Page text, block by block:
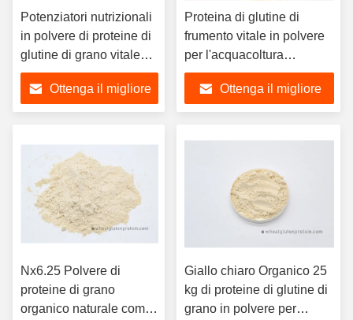
Potenziatori nutrizionali
in polvere di proteine di
glutine di grano vitale
secco per l'industria
alimentare
Ottenga il migliore
Proteina di glutine di
frumento vitale in polvere
per l'acquacoltura
Ingrediente proteico dei
mangimiOttenga il migliore
Nx6.25 Polvere di
proteine di grano
organico naturale come
Giallo chiaro Organico 25
kg di proteine di glutine di
grano in polvere per